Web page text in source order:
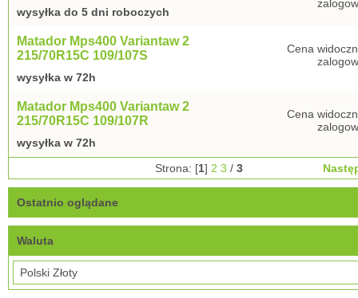
wysyłka do 5 dni roboczych
Matador Mps400 Variantaw 2
215/70R15C 109/107S
wysyłka w 72h
Cena
Matador Mps400 Variantaw 2
215/70R15C 109/107R
wysyłka w 72h
Cena
Strona: [1] 2 3 / 3
Ostatnio oglądane
Waluta